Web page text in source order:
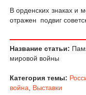
В орденских знаках и
отражен подвиг
Название статьи:
мировой войны
Категория темы:
война, Выставки